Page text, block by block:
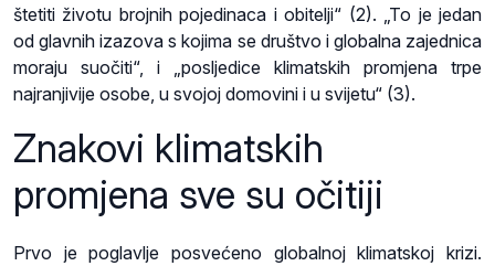
štetiti životu brojnih pojedinaca i obitelji“ (2). „To je jedan
od glavnih izazova s kojima se društvo i globalna zajednica
moraju suočiti“, i „posljedice klimatskih promjena trpe
najranjivije osobe, u svojoj domovini i u svijetu“ (3).
Znakovi klimatskih
promjena sve su očitiji
Prvo je poglavlje posvećeno globalnoj klimatskoj krizi.